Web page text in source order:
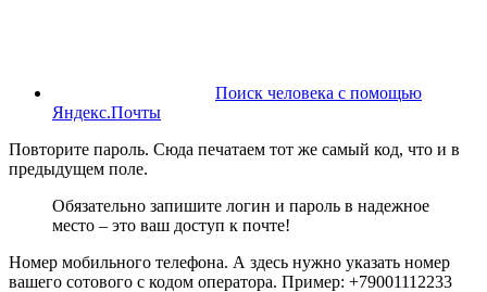
Поиск человека с помощью
Яндекс.Почты
Повторите пароль. Сюда печатаем тот же самый код, что и в
предыдущем поле.
Обязательно запишите логин и пароль в надежное
место – это ваш доступ к почте!
Номер мобильного телефона. А здесь нужно указать номер
вашего сотового с кодом оператора. Пример: +79001112233